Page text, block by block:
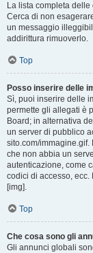
La lista completa
Cerca di non
un messaggio
addirittura rimuoverlo.
Top
Posso inserire delle
Sì, puoi inserire delle
permette gli allegati è
Board; in alternativa
un server di pubblico
sito.com/
che non abbia un
autenticazione, come
codici di accesso, ecc.
[img].
Top
Che cosa sono gli
Gli annunci globali